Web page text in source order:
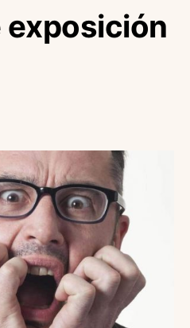
exposición